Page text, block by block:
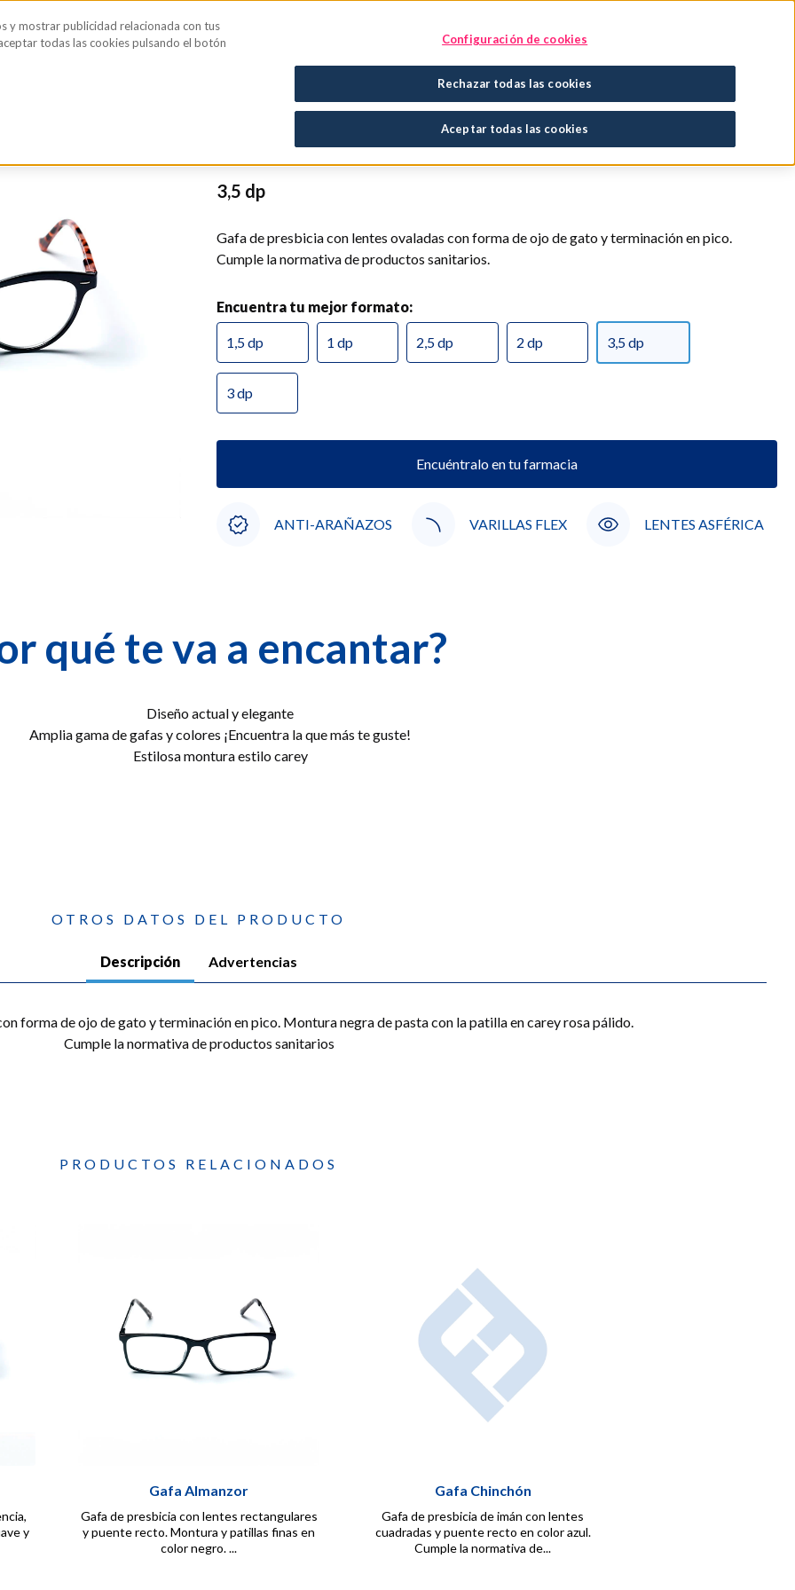
íntimaBlog Encuentra tu tratamiento
CN: 0119064
Gafa Nairobi
3,5 dp
Gafa de presbicia con lentes ovaladas con forma de ojo de gato y terminación en pico.
Cumple la normativa de productos sanitarios.
Encuentra tu mejor formato:
1,5 dp 1 dp 2,5 dp 2 dp 3,5 dp
3 dp
Encuéntralo en tu farmacia
ANTI-ARAÑAZOS VARILLAS FLEX LENTES ASFÉRICA
qué te va a encantar?
Diseño actual y elegante
Amplia gama de gafas y colores ¡Encuentra la que más te guste!
Estilosa montura estilo carey
OTROS DATOS DEL PRODUCTO
Descripción Advertencias
forma de ojo de gato y terminación en pico. Montura negra de pasta con la patilla en carey rosa pálido.
Cumple la normativa de productos sanitarios
PRODUCTOS RELACIONADOS
y
Gafa Almanzor
Gafa de presbicia con lentes rectangulares
y puente recto. Montura y patillas finas en
color negro. ...
Gafa Chinchón
Gafa de presbicia de imán con lentes
cuadradas y puente recto en color azul.
Cumple la normativa de...
y mostrar publicidad relacionada con tus
todas las cookies pulsando el botón
Configuración de cookies
Rechazar todas las cookies
Aceptar todas las cookies